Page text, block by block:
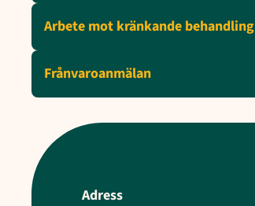
Arbete mot kränkande behandling
Frånvaroanmälan
Adress